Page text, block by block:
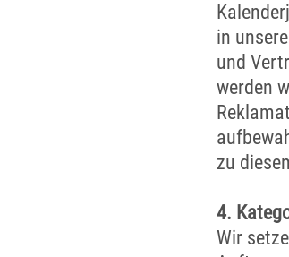
in
und
werden
zu
4.
Wir